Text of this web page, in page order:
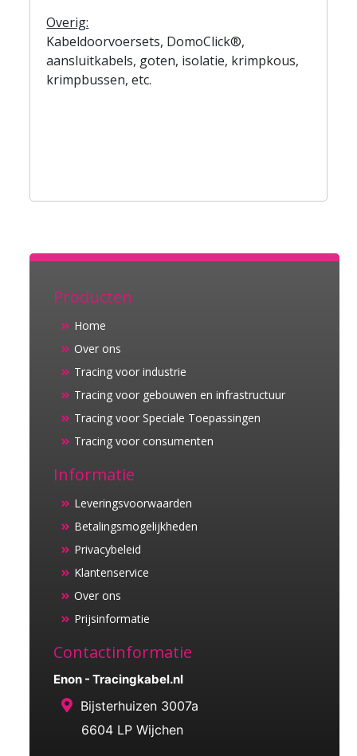
Overig:
Kabeldoorvoersets, DomoClick®,
aansluitkabels, goten, isolatie, krimpkous,
krimpbussen, etc.
Producten
Home
Over ons
Tracing voor industrie
Tracing voor gebouwen en infrastructuur
Tracing voor Speciale Toepassingen
Tracing voor consumenten
Informatie
Leveringsvoorwaarden
Betalingsmogelijkheden
Privacybeleid
Klantenservice
Over ons
Prijsinformatie
Contactinformatie
Enon - Tracingkabel.nl
Bijsterhuizen 3007a
6604 LP Wijchen